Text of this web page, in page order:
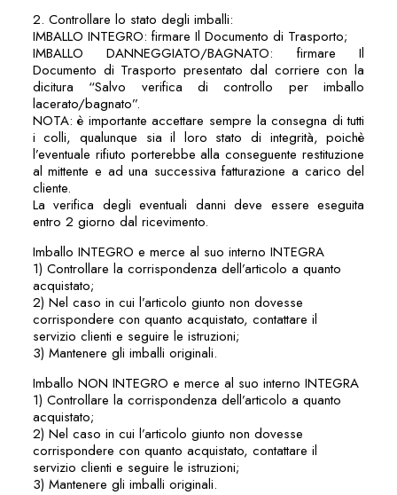
2. Controllare lo stato degli imballi:
IMBALLO INTEGRO: firmare Il Documento di Trasporto;
IMBALLO DANNEGGIATO/BAGNATO: firmare Il
Documento di Trasporto presentato dal corriere con la
dicitura “Salvo verifica di controllo per imballo
lacerato/bagnato”.
NOTA: è importante accettare sempre la consegna di tutti
i colli, qualunque sia il loro stato di integrità, poichè
l’eventuale rifiuto porterebbe alla conseguente restituzione
al mittente e ad una successiva fatturazione a carico del
cliente.
La verifica degli eventuali danni deve essere eseguita
entro 2 giorno dal ricevimento.
Imballo INTEGRO e merce al suo interno INTEGRA
1) Controllare la corrispondenza dell’articolo a quanto
acquistato;
2) Nel caso in cui l’articolo giunto non dovesse
corrispondere con quanto acquistato, contattare il
servizio clienti e seguire le istruzioni;
3) Mantenere gli imballi originali.
Imballo NON INTEGRO e merce al suo interno INTEGRA
1) Controllare la corrispondenza dell’articolo a quanto
acquistato;
2) Nel caso in cui l’articolo giunto non dovesse
corrispondere con quanto acquistato, contattare il
servizio clienti e seguire le istruzioni;
3) Mantenere gli imballi originali.